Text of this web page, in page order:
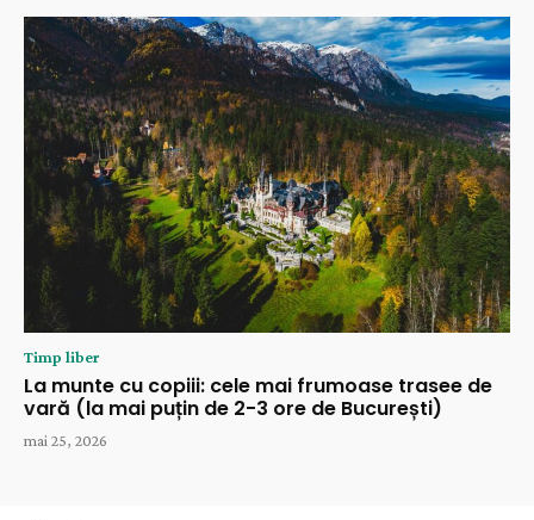
Timp liber
La munte cu copiii: cele mai frumoase trasee de
vară (la mai puțin de 2-3 ore de București)
mai 25, 2026